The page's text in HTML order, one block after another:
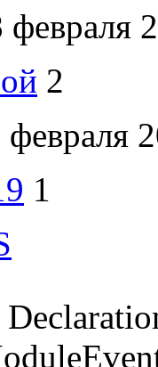
февраля
2
февраля
1